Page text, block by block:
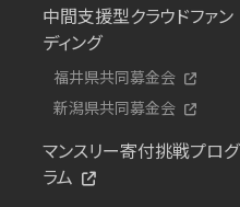
中間支援型クラウドファン
ディング
福井県共同募金会
新潟県共同募金会
マンスリー寄付挑戦プログ
ラム